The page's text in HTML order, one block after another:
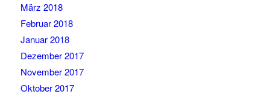
März 2018
Februar 2018
Januar 2018
Dezember 2017
November 2017
Oktober 2017